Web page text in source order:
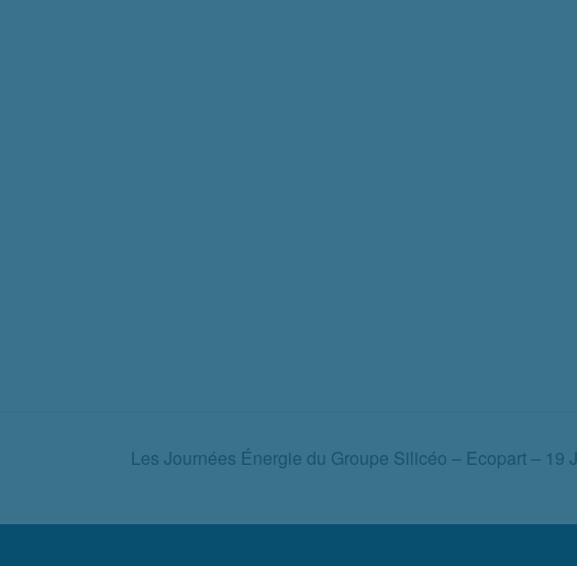
Les Journées Énergie du Groupe Silicéo – Ecopart – 19